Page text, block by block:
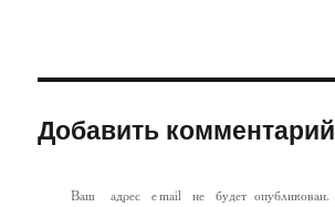
Добавить комментарий
Ваш адрес email не будет опубликован.